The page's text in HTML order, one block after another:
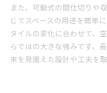
また、可動式の間仕切りや
じてスペースの用途を簡単
タイルの変化に合わせて、
らではの大きな強みです。
来を見据えた設計や工夫を